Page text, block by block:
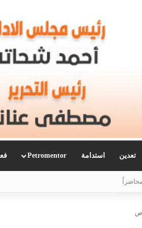
تعدين استدامة Petromentor